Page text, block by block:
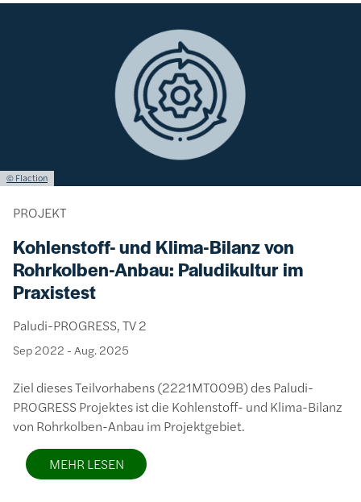
Lizenzinformationen einschließlich Urheberrecht
© Flaction
PROJEKT
Kohlenstoff- und Klima-Bilanz von
Rohrkolben-Anbau: Paludikultur im
Praxistest
Paludi-PROGRESS, TV 2
Sep 2022 - Aug. 2025
Ziel dieses Teilvorhabens (2221MT009B) des Paludi-
PROGRESS Projektes ist die Kohlenstoff- und Klima-Bilanz
von Rohrkolben-Anbau im Projektgebiet.
MEHR LESEN